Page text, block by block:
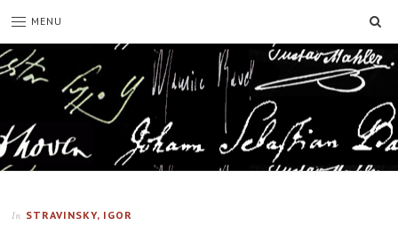
MENU
In STRAVINSKY, IGOR